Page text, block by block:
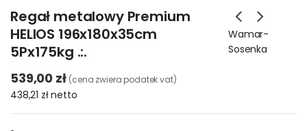
Regał metalowy Premium
HELIOS 196x180x35cm
5Px175kg .:.
Wamar-
Sosenka
539,00 zł (cena zwiera podatek vat)
438,21 złnetto